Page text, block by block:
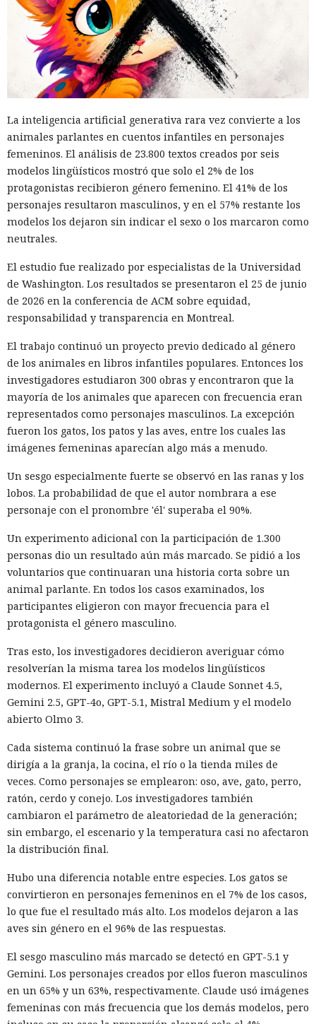
La inteligencia artificial generativa rara vez convierte a los
animales parlantes en cuentos infantiles en personajes
femeninos. El análisis de 23.800 textos creados por seis
modelos lingüísticos mostró que solo el 2% de los
protagonistas recibieron género femenino. El 41% de los
personajes resultaron masculinos, y en el 57% restante los
modelos los dejaron sin indicar el sexo o los marcaron como
neutrales.
El estudio fue realizado por especialistas de la Universidad
de Washington. Los resultados se presentaron el 25 de junio
de 2026 en la conferencia de ACM sobre equidad,
responsabilidad y transparencia en Montreal.
El trabajo continuó un proyecto previo dedicado al género
de los animales en libros infantiles populares. Entonces los
investigadores estudiaron 300 obras y encontraron que la
mayoría de los animales que aparecen con frecuencia eran
representados como personajes masculinos. La excepción
fueron los gatos, los patos y las aves, entre los cuales las
imágenes femeninas aparecían algo más a menudo.
Un sesgo especialmente fuerte se observó en las ranas y los
lobos. La probabilidad de que el autor nombrara a ese
personaje con el pronombre 'él' superaba el 90%.
Un experimento adicional con la participación de 1.300
personas dio un resultado aún más marcado. Se pidió a los
voluntarios que continuaran una historia corta sobre un
animal parlante. En todos los casos examinados, los
participantes eligieron con mayor frecuencia para el
protagonista el género masculino.
Tras esto, los investigadores decidieron averiguar cómo
resolverían la misma tarea los modelos lingüísticos
modernos. El experimento incluyó a Claude Sonnet 4.5,
Gemini 2.5, GPT-4o, GPT-5.1, Mistral Medium y el modelo
abierto Olmo 3.
Cada sistema continuó la frase sobre un animal que se
dirigía a la granja, la cocina, el río o la tienda miles de
veces. Como personajes se emplearon: oso, ave, gato, perro,
ratón, cerdo y conejo. Los investigadores también
cambiaron el parámetro de aleatoriedad de la generación;
sin embargo, el escenario y la temperatura casi no afectaron
la distribución final.
Hubo una diferencia notable entre especies. Los gatos se
convirtieron en personajes femeninos en el 7% de los casos,
lo que fue el resultado más alto. Los modelos dejaron a las
aves sin género en el 96% de las respuestas.
El sesgo masculino más marcado se detectó en GPT-5.1 y
Gemini. Los personajes creados por ellos fueron masculinos
en un 65% y un 63%, respectivamente. Claude usó imágenes
femeninas con más frecuencia que los demás modelos, pero